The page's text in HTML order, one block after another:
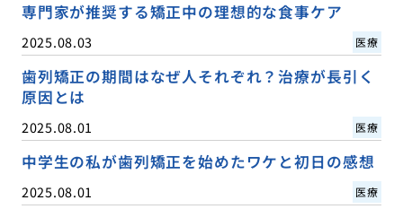
専門家が推奨する矯正中の理想的な食事ケア
2025.08.03 医療
歯列矯正の期間はなぜ人それぞれ？治療が長引く
原因とは
2025.08.01 医療
中学生の私が歯列矯正を始めたワケと初日の感想
2025.08.01 医療